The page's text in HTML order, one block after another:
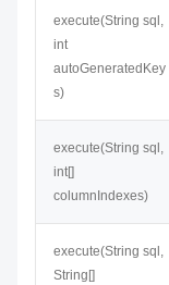
execute​(String sql,
int
autoGeneratedKey
s)
execute​(String sql,
int[]
columnIndexes)
execute​(String sql,
String[]